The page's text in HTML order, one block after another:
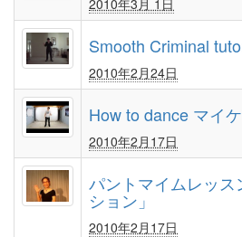
2010年3月 1日
Smooth Criminal
2010年2月24日
How to dance マイ
2010年2月17日
パントマイムレッ
ション」
2010年2月17日